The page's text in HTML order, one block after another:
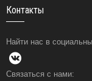
Контакты
Найти нас в
Связаться с нами: